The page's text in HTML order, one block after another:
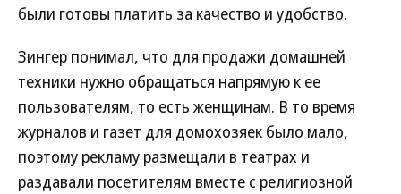
были готовы платить за качество и удобство.
Зингер понимал, что для продажи домашней
техники нужно обращаться напрямую к ее
пользователям, то есть женщинам. В то время
журналов и газет для домохозяек было мало,
поэтому рекламу размещали в театрах и
раздавали посетителям вместе с религиозной